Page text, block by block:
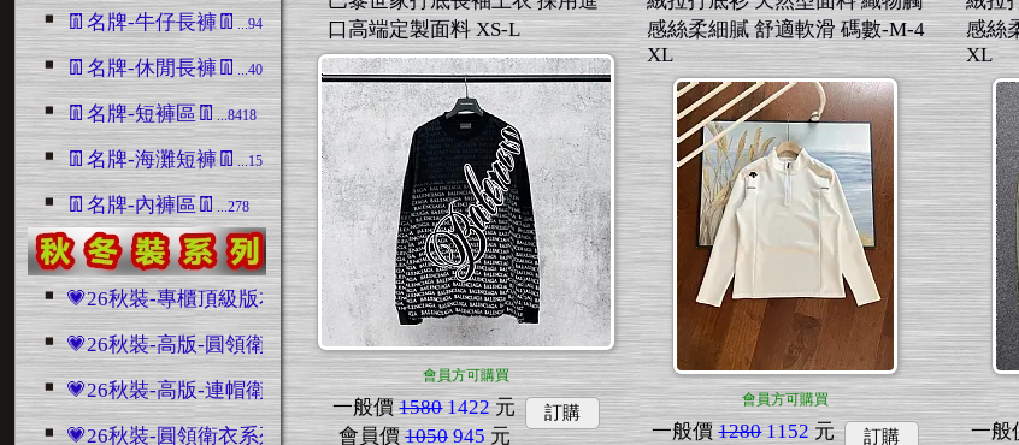
👖名牌-牛仔長褲👖...9403
👖名牌-休閒長褲👖 ...4045
👖名牌-短褲區👖...8418
👖名牌-海灘短褲👖 ...1508
👖名牌-內褲區👖 ...278
💗26秋裝-專櫃頂級版本區💗 ...1016
💗26秋裝-高版-圓領衛衣區💗...2280
💗26秋裝-高版-連帽衛衣區💗...1186
💗26秋裝-圓領衛衣系列💗...2482
口高端定製面料 XS-L
會員方可購買
一般價 15801422元
會員價 1050945元
訂購
感絲柔細膩 舒適軟滑 碼數-M-4
XL
會員方可購買
一般價 12801152 元
訂購
感絲
XL
一般